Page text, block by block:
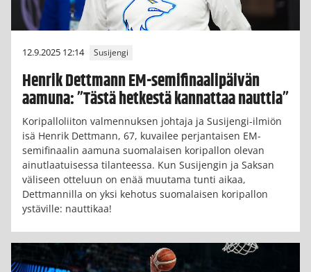
12.9.2025 12:14 Susijengi
Henrik Dettmann EM-semifinaalipäivän
aamuna: ”Tästä hetkestä kannattaa nauttia”
Koripalloliiton valmennuksen johtaja ja Susijengi-ilmiön
isä Henrik Dettmann, 67, kuvailee perjantaisen EM-
semifinaalin aamuna suomalaisen koripallon olevan
ainutlaatuisessa tilanteessa. Kun Susijengin ja Saksan
väliseen otteluun on enää muutama tunti aikaa,
Dettmannilla on yksi kehotus suomalaisen koripallon
ystäville: nauttikaa!